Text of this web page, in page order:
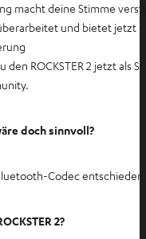
macht deine Stimme
und bietet jetzt
ROCKSTER 2 jetzt als
doch sinnvoll?
Codec
2?